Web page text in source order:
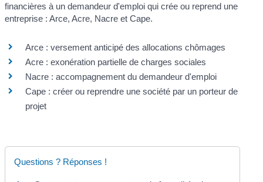
financières à un demandeur d'emploi qui crée ou reprend une
entreprise : Arce, Acre, Nacre et Cape.
Arce : versement anticipé des allocations chômages
Acre : exonération partielle de charges sociales
Nacre : accompagnement du demandeur d'emploi
Cape : créer ou reprendre une société par un porteur de
projet
Questions ? Réponses !